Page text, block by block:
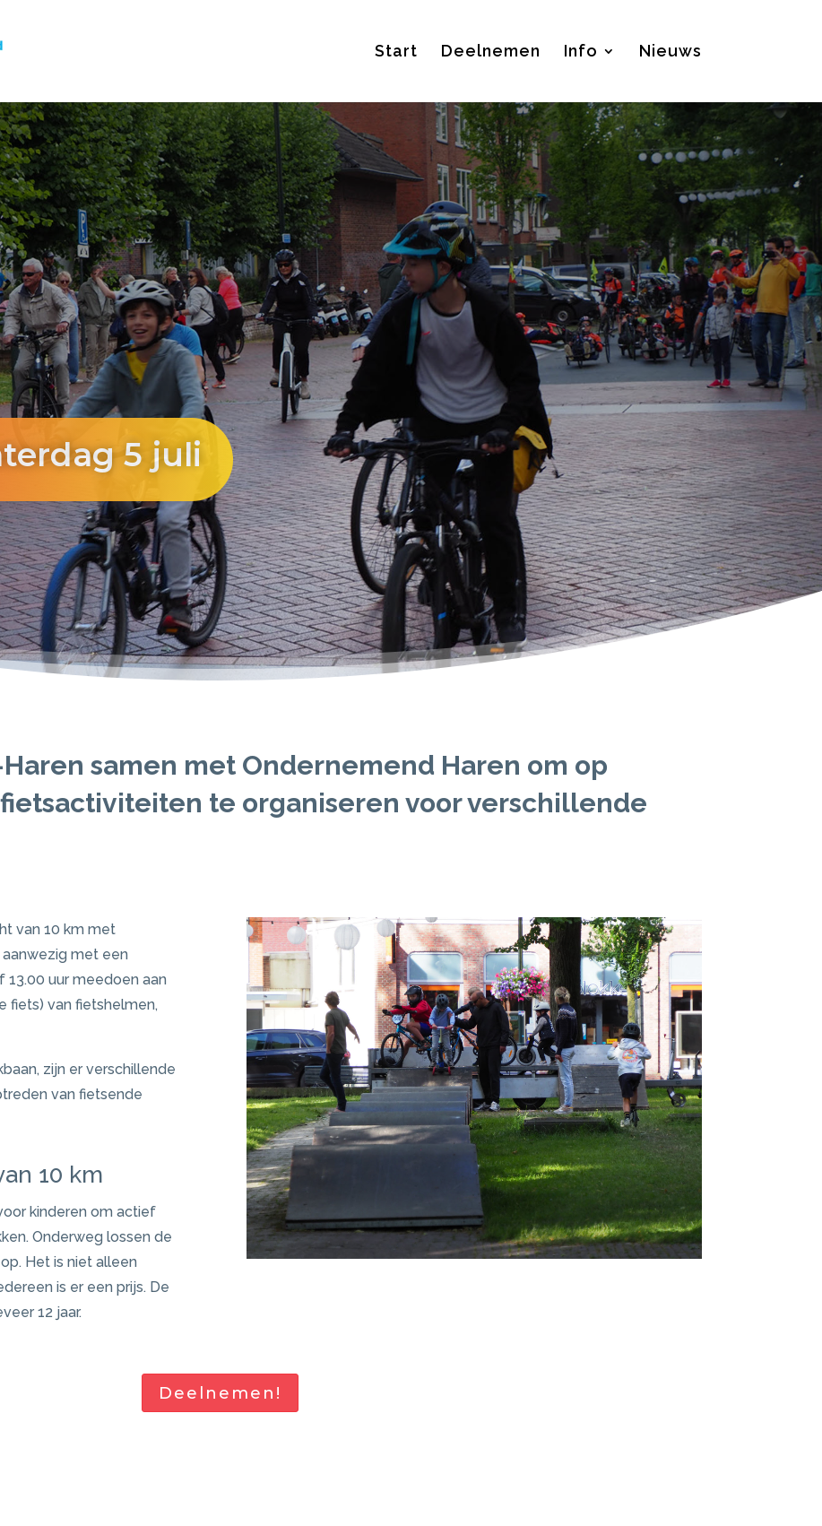
Start Deelnemen Info Nieuws
5 juli
samen met Ondernemend Haren om op
te organiseren voor verschillende
van 10 km met
aanwezig met een
13.00 uur meedoen aan
fiets) van fietshelmen,
zijn er verschillende
van fietsende
10 km
kinderen om actief
Onderweg lossen de
Het is niet alleen
is er een prijs. De
12 jaar.
Deelnemen!